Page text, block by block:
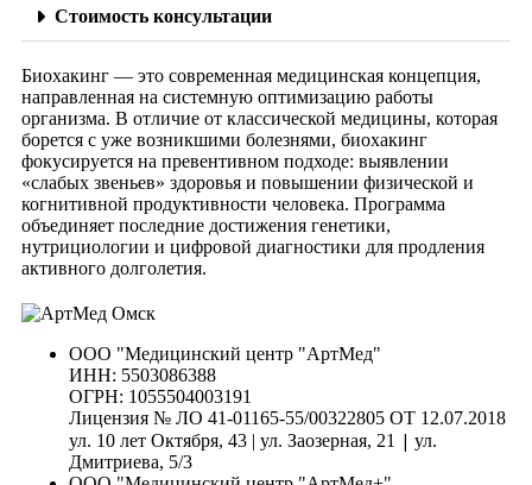
Стоимость консультации
Биохакинг — это современная медицинская концепция,
направленная на системную оптимизацию работы
организма. В отличие от классической медицины, которая
борется с уже возникшими болезнями, биохакинг
фокусируется на превентивном подходе: выявлении
«слабых звеньев» здоровья и повышении физической и
когнитивной продуктивности человека. Программа
объединяет последние достижения генетики,
нутрициологии и цифровой диагностики для продления
активного долголетия.
ООО "Медицинский центр "АртМед"
ИНН: 5503086388
ОГРН: 1055504003191
Лицензия № ЛО 41-01165-55/00322805 ОТ 12.07.2018
ул. 10 лет Октября, 43 | ул. Заозерная, 21 | ул.
Дмитриева, 5/3